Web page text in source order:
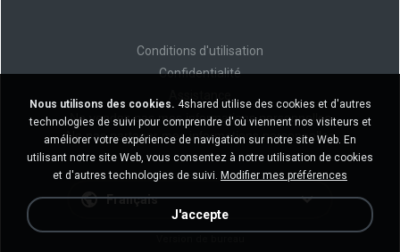
Conditions d'utilisation
Confidentialité
Ne vendez pas mes informations personnelles
Ne pas partager mes informations personnelles
Français
Nous utilisons des cookies. 4shared utilise des cookies et d'autres
technologies de suivi pour comprendre d'où viennent nos visiteurs et
améliorer votre expérience de navigation sur notre site Web. En
utilisant notre site Web, vous consentez à notre utilisation de cookies
et d'autres technologies de suivi. Modifier mes préférences
J'accepte